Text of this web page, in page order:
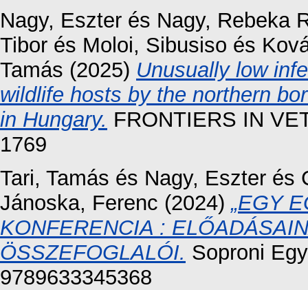
Nagy, Eszter és Nagy, Rebeka
Tibor és Moloi, Sibusiso és
Tamás (2025) Unusually low
wildlife hosts by the northern
in Hungary. FRONTIERS IN
1769
Tari, Tamás és Nagy, Eszter és
Jánoska, Ferenc (2024) „EGY
KONFERENCIA :
ÖSSZEFOGLALÓI. Soproni
9789633345368